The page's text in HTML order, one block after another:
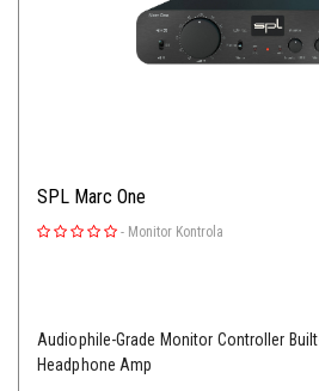
SPL Marc One
- Monitor Kontrola
Audiophile-Grade Monitor Controller
Headphone Amp